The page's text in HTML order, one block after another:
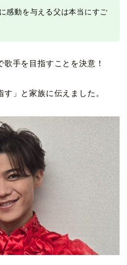
感動を与える父は本当にすご
手を目指すことを決意！
」と家族に伝えました。